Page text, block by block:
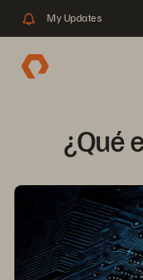
My Updates
¿Qué